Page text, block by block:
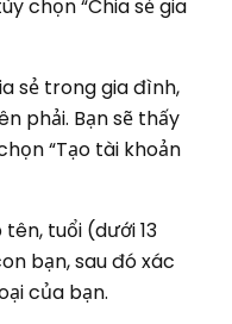
chọn “Chia sẻ gia
sẻ trong gia đình,
phải. Bạn sẽ thấy
“Tạo tài khoản
tuổi (dưới 13
bạn, sau đó xác
của bạn.